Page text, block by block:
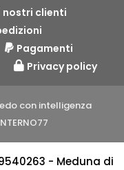
nostri clienti
Pagamenti
Privacy policy
con intelligenza
- Meduna di